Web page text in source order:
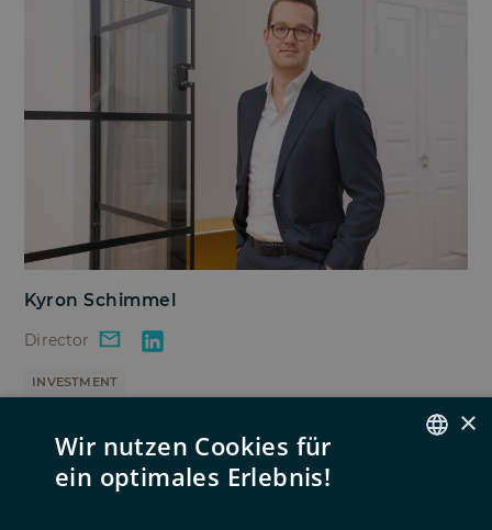
Kyron Schimmel
Director
INVESTMENT
×
Wir nutzen Cookies für
ein optimales Erlebnis!